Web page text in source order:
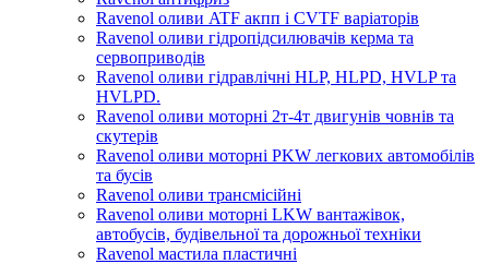
Ravenol оливи ATF акпп і CVTF варіаторів
Ravenol оливи гідропідсилювачів керма та
сервоприводів
Ravenol оливи гідравлічні HLP, HLPD, HVLP та
HVLPD.
Ravenol оливи моторні 2т-4т двигунів човнів та
скутерів
Ravenol оливи моторні PKW легкових автомобілів
та бусів
Ravenol оливи трансмісійні
Ravenol оливи моторні LKW вантажівок,
автобусів, будівельної та дорожньої техніки
Ravenol мастила пластичні